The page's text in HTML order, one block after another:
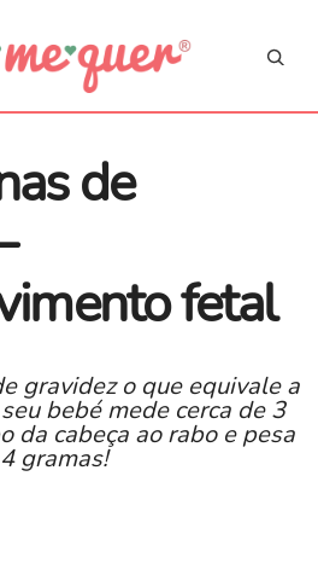
de
fetal
gravidez o que equivale a
bebé mede cerca de 3
da cabeça ao rabo e pesa
gramas!